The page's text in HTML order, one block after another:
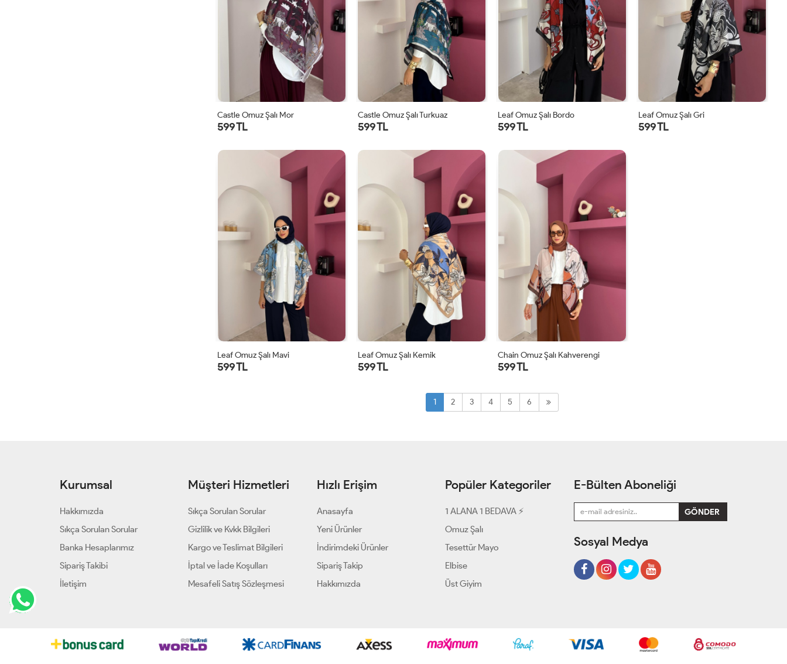
STD
Castle Omuz Şalı Mor
599 TL
STD
Castle Omuz Şalı Turkuaz
599 TL
STD
Leaf Omuz Şalı Bordo
599 TL
Leaf Omuz Şalı Gri
599 TL
Leaf Omuz Şalı Mavi
599 TL
STD
Leaf Omuz Şalı Kemik
599 TL
STD
Chain Omuz Şalı Kahverengi
599 TL
1 2 3 4 5 6
Kurumsal
Hakkımızda
Sıkça Sorulan Sorular
Banka Hesaplarımız
Sipariş Takibi
İletişim
Müşteri Hizmetleri
Sıkça Sorulan Sorular
Gizlilik ve Kvkk Bilgileri
Kargo ve Teslimat Bilgileri
İptal ve İade Koşulları
Mesafeli Satış Sözleşmesi
Hızlı Erişim
Anasayfa
Yeni Ürünler
İndirimdeki Ürünler
Sipariş Takip
Hakkımızda
Popüler Kategoriler
1 ALANA 1 BEDAVA ⚡
Omuz Şalı
Tesettür Mayo
Elbise
Üst Giyim
E-Bülten Aboneliği
Sosyal Medya